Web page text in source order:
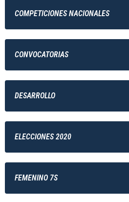
COMPETICIONES NACIONALES
CONVOCATORIAS
DESARROLLO
ELECCIONES 2020
FEMENINO 7S